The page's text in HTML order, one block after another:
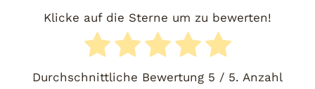
Klicke auf die Sterne um zu bewerten!
Durchschnittliche Bewertung 5 / 5. Anzahl